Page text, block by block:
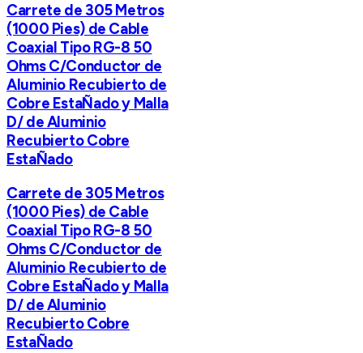
Carrete de 305 Metros
(1000 Pies) de Cable
Coaxial Tipo RG-8 50
Ohms C/Conductor de
Aluminio Recubierto de
Cobre EstaÑado y Malla
D/ de Aluminio
Recubierto Cobre
EstaÑado
Carrete de 305 Metros
(1000 Pies) de Cable
Coaxial Tipo RG-8 50
Ohms C/Conductor de
Aluminio Recubierto de
Cobre EstaÑado y Malla
D/ de Aluminio
Recubierto Cobre
EstaÑado